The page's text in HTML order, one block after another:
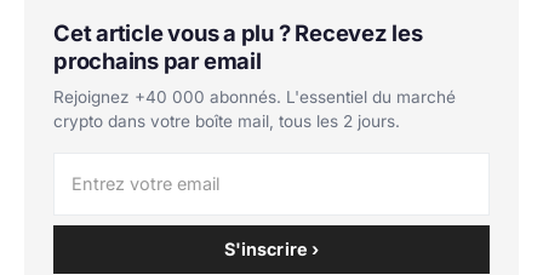
Cet article vous a plu ? Recevez les
prochains par email
Rejoignez +40 000 abonnés. L'essentiel du marché
crypto dans votre boîte mail, tous les 2 jours.
S'inscrire ›